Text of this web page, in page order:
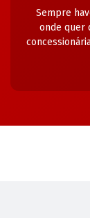
Sempre
onde quer